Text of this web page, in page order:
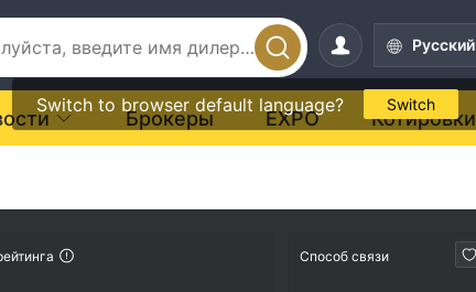
Pусский
Switch to browser default language? Switch
Брокеры EXPO Котировки
Способ связи